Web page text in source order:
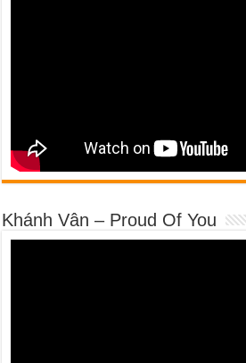
Khánh Vân – Proud Of You